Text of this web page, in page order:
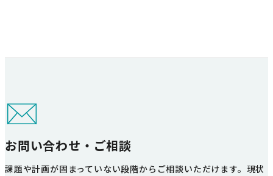
お問い合わせ・ご相談
課題や計画が固まっていない段階からご相談いただけます。現状